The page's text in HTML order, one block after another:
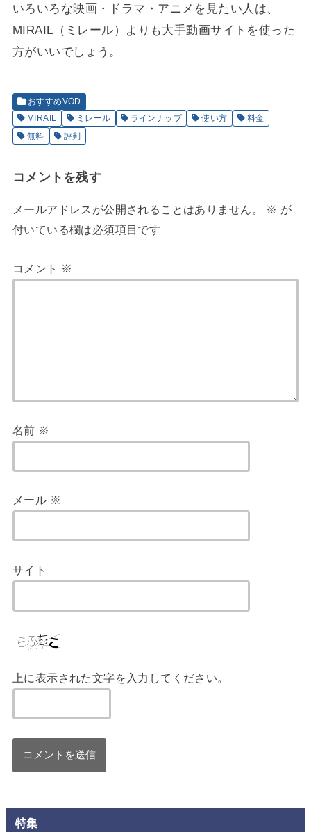
いろいろな映画・ドラマ・アニメを見たい人は、
MIRAIL（ミレール）よりも大手動画サイトを使った
方がいいでしょう。
おすすめVOD
MIRAIL
ミレール ラインナップ 使い方
料金
無料
評判
コメントを残す
メールアドレスが公開されることはありません。 ※ が
付いている欄は必須項目です
コメント ※
名前 ※
メール ※
サイト
上に表示された文字を入力してください。
特集